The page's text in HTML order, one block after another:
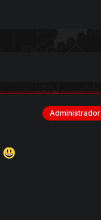
Administrador